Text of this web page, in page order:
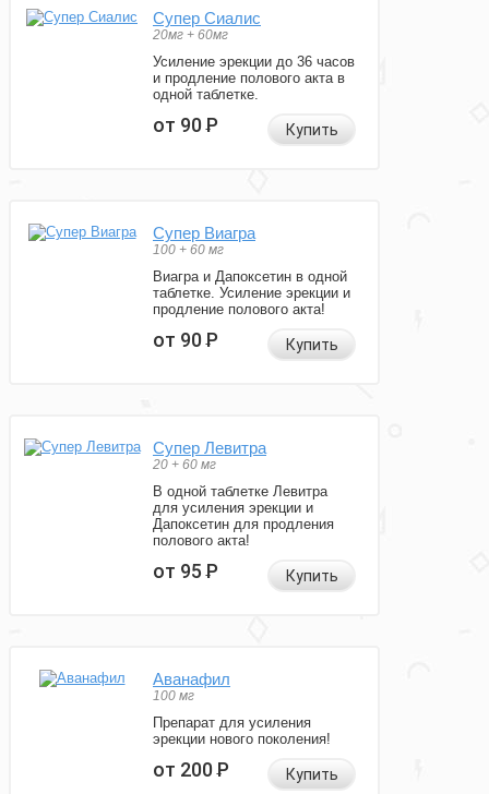
Супер Сиалис
20мг + 60мг
Усиление эрекции до 36 часов
и продление полового акта в
одной таблетке.
от 90Р Купить
Супер Виагра
100 + 60 мг
Виагра и Дапоксетин в одной
таблетке. Усиление эрекции и
продление полового акта!
от 90Р Купить
Супер Левитра
20 + 60 мг
В одной таблетке Левитра
для усиления эрекции и
Дапоксетин для продления
полового акта!
от 95Р Купить
Аванафил
100 мг
Препарат для усиления
эрекции нового поколения!
от 200Р Купить